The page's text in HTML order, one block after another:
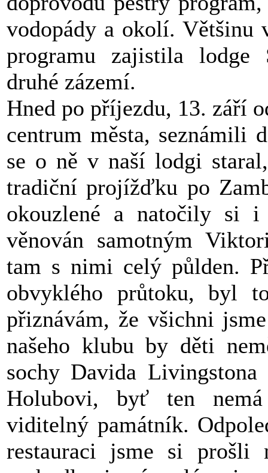
vodopády a okolí. Většinu
programu zajistila lodge
druhé zázemí.
Hned po příjezdu, 13. září
centrum města, seznámili
se o ně v naší lodgi
tradiční projížďku po
okouzlené a natočily si
věnován samotným
tam s nimi celý půlden.
obvyklého průtoku, byl
přiznávám, že všichni
našeho klubu by děti
sochy Davida
Holubovi, byť ten
viditelný památník.
restauraci jsme si prošli